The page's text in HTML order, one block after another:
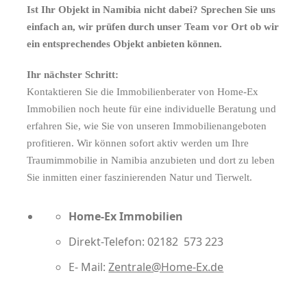
Ist Ihr Objekt in Namibia nicht dabei? Sprechen Sie uns
einfach an, wir prüfen durch unser Team vor Ort ob wir
ein entsprechendes Objekt anbieten können.
Ihr nächster Schritt:
Kontaktieren Sie die Immobilienberater von Home-Ex
Immobilien noch heute für eine individuelle Beratung und
erfahren Sie, wie Sie von unseren Immobilienangeboten
profitieren. Wir können sofort aktiv werden um Ihre
Traumimmobilie in Namibia anzubieten und dort zu leben
Sie inmitten einer faszinierenden Natur und Tierwelt.
Home-Ex Immobilien
Direkt-Telefon: 02182 573 223
E- Mail:Zentrale@Home-Ex.de